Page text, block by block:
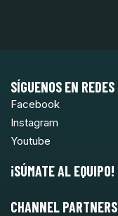
SÍGUENOS EN REDES
Facebook
Instagram
Youtube
¡SÚMATE AL EQUIPO!
CHANNEL PARTNERS